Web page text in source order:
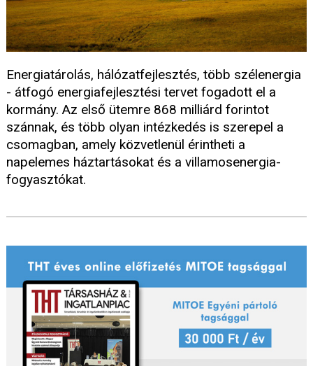
Energiatárolás, hálózatfejlesztés, több szélenergia
- átfogó energiafejlesztési tervet fogadott el a
kormány. Az első ütemre 868 milliárd forintot
szánnak, és több olyan intézkedés is szerepel a
csomagban, amely közvetlenül érintheti a
napelemes háztartásokat és a villamosenergia-
fogyasztókat.